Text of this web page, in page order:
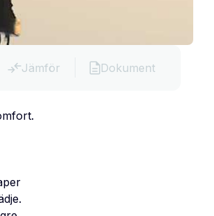
Jämför Dokument